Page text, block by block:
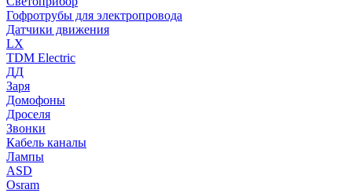
Гофротрубы для электропровода
Датчики движения
LX
TDM Electric
ДД
Заря
Домофоны
Дроселя
Звонки
Кабель каналы
Лампы
ASD
Osram